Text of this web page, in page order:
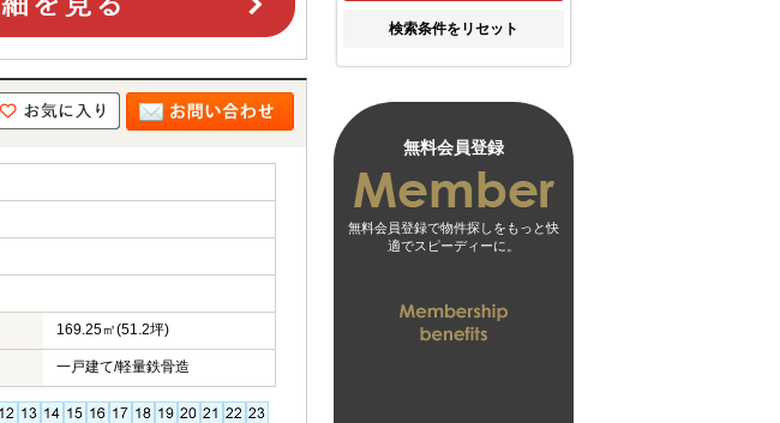
169.25㎡(51.2坪)
一戸建て/軽量鉄骨造
検索条件をリセット
無料会員登録
無料会員登録で物件探しをもっと快
適でスピーディーに。